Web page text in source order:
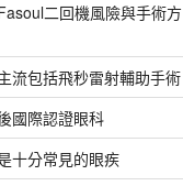
二回機風險與手術方
流包括飛秒雷射輔助手術
國際認證眼科
十分常見的眼疾